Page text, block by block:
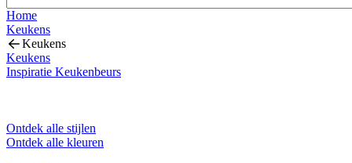
Home
Keukens
Keukens
Keukens
Inspiratie Keukenbeurs
Ontdek alle stijlen
Ontdek alle kleuren